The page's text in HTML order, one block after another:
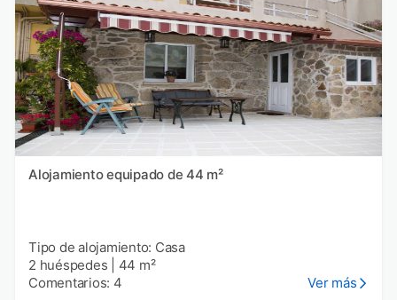
Alojamiento equipado de 44 m²
Tipo de alojamiento: Casa
2 huéspedes
44 m²
Comentarios: 4
Ver más